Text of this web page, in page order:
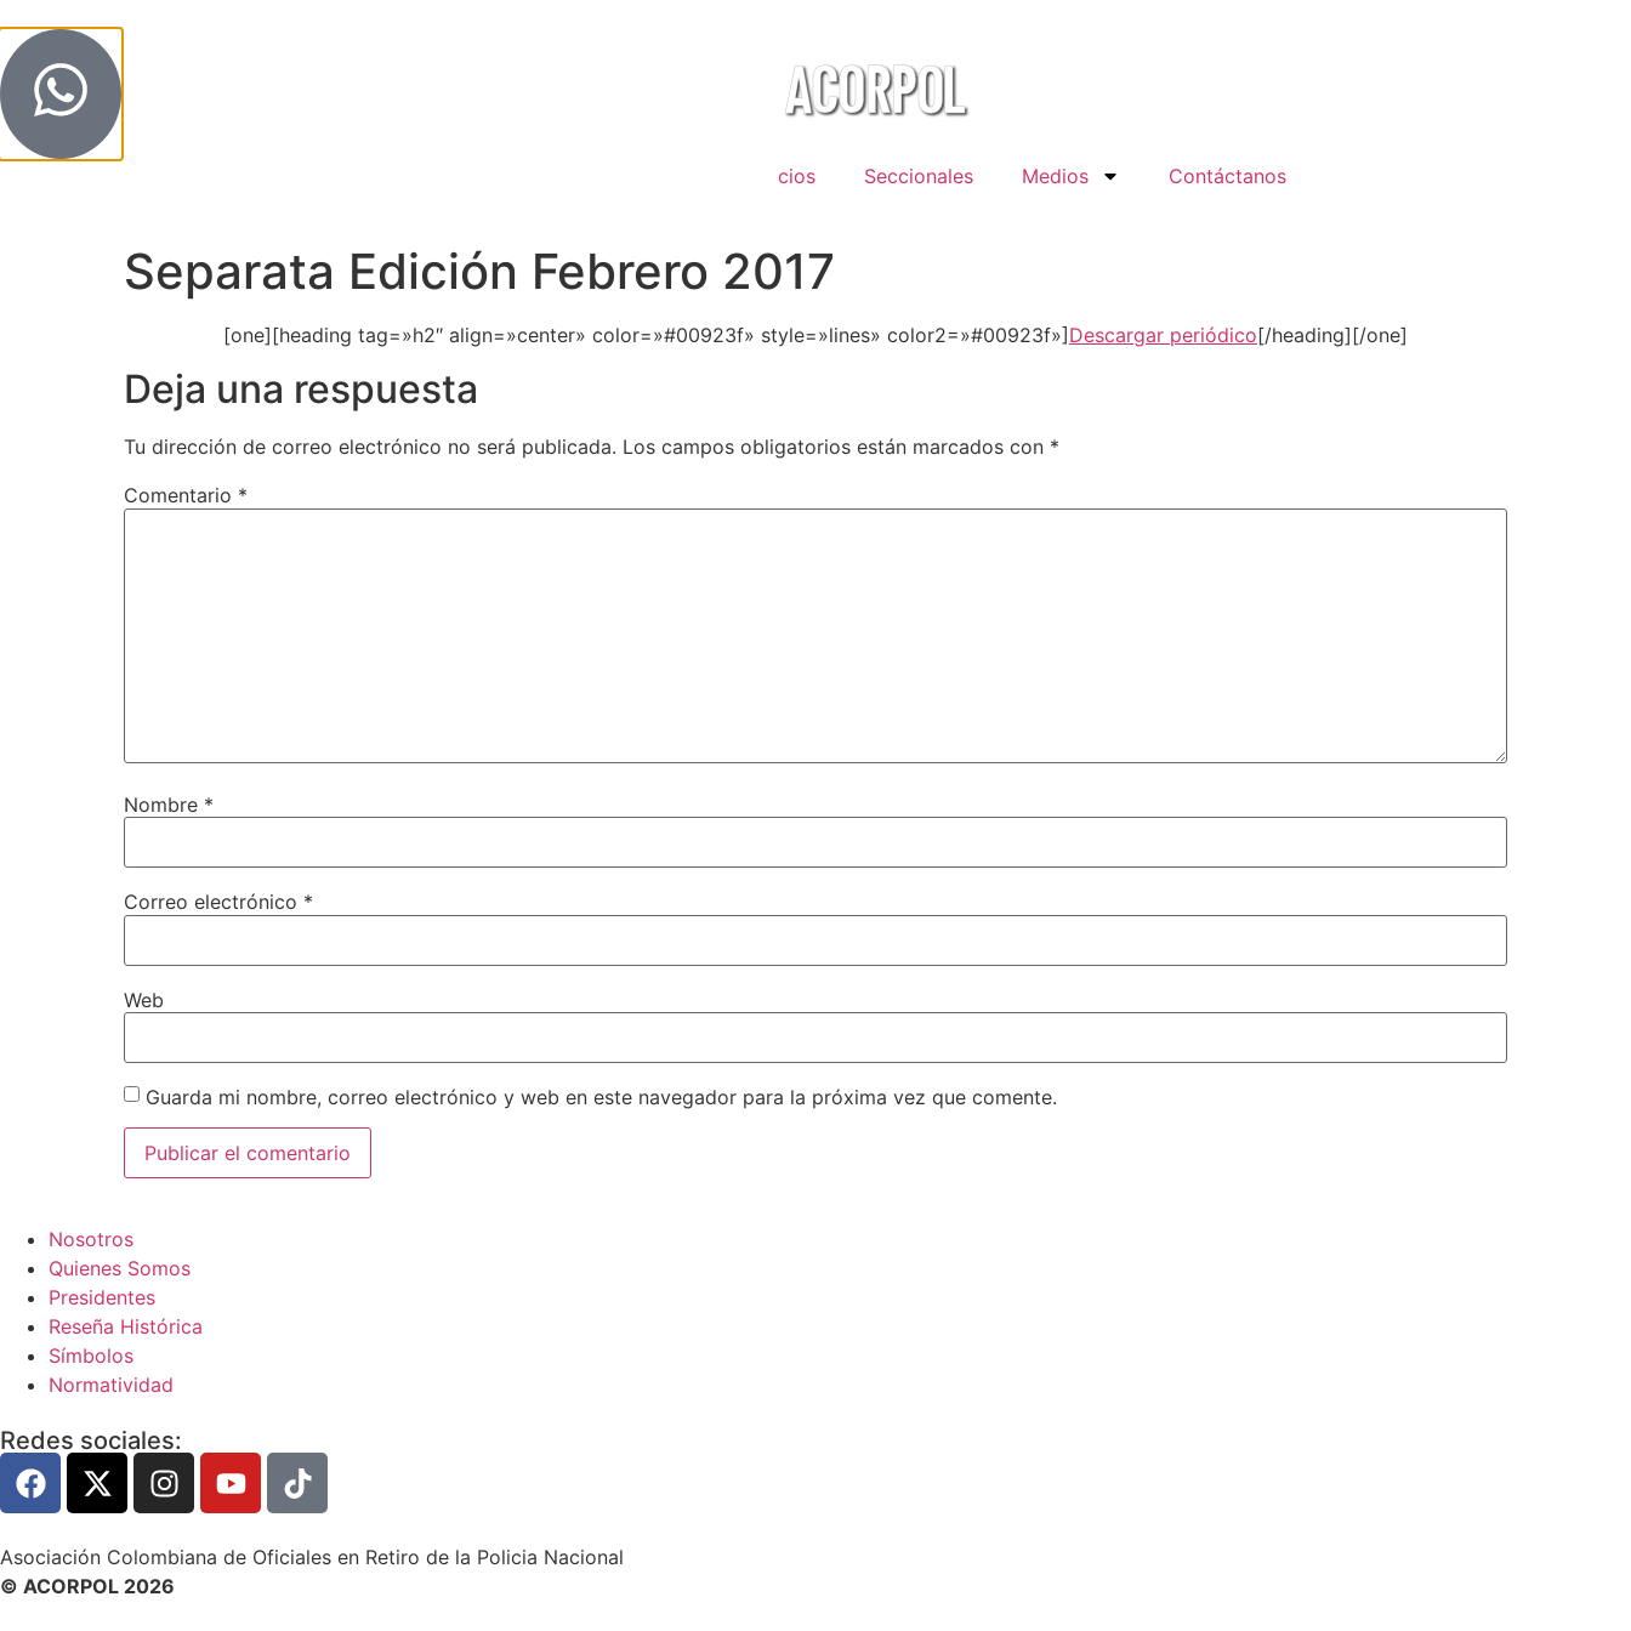
Servicios Seccionales Medios Contáctanos
Separata Edición Febrero 2017
[one][heading tag=»h2″ align=»center» color=»#00923f» style=»lines» color2=»#00923f»] Descargar periódico[/heading][/one]
Deja una respuesta
Tu dirección de correo electrónico no será publicada. Los campos obligatorios están marcados con *
Comentario *
Nombre *
Correo electrónico *
Web
Guarda mi nombre, correo electrónico y web en este navegador para la próxima vez que comente.
Nosotros
Quienes Somos
Presidentes
Reseña Histórica
Símbolos
Normatividad
Redes sociales:
Asociación Colombiana de Oficiales en Retiro de la Policia Nacional
© ACORPOL 2026